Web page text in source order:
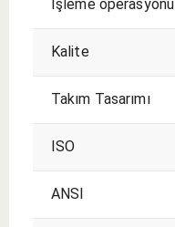
İşleme operasyonu
Kalite
Takım Tasarımı
ISO
ANSI